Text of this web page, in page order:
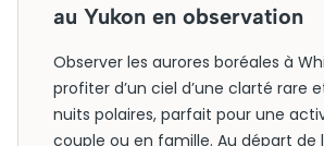
au Yukon en observation
Observer les aurores boréales à
profiter d’un ciel d’une clarté rare
nuits polaires, parfait pour une
couple ou en famille. Au départ de